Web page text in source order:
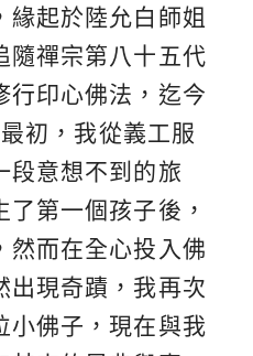
緣起於陸允白師姐
隨禪宗第八十五代
行印心佛法，迄今
初，我從義工服
段意想不到的旅
第一個孩子後，
然而在全心投入佛
出現奇蹟，我再次
小佛子，現在與我